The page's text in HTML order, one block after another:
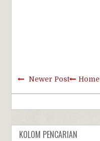
Newer Post Home
KOLOM PENCARIAN